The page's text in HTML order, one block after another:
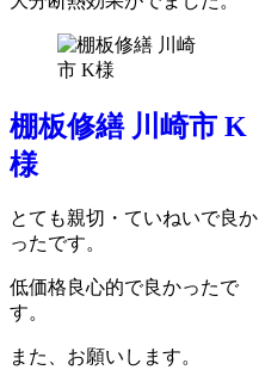
棚板修繕 川崎市 K
様
とても親切・ていねいで良か
ったです。
低価格良心的で良かったで
す。
また、お願いします。